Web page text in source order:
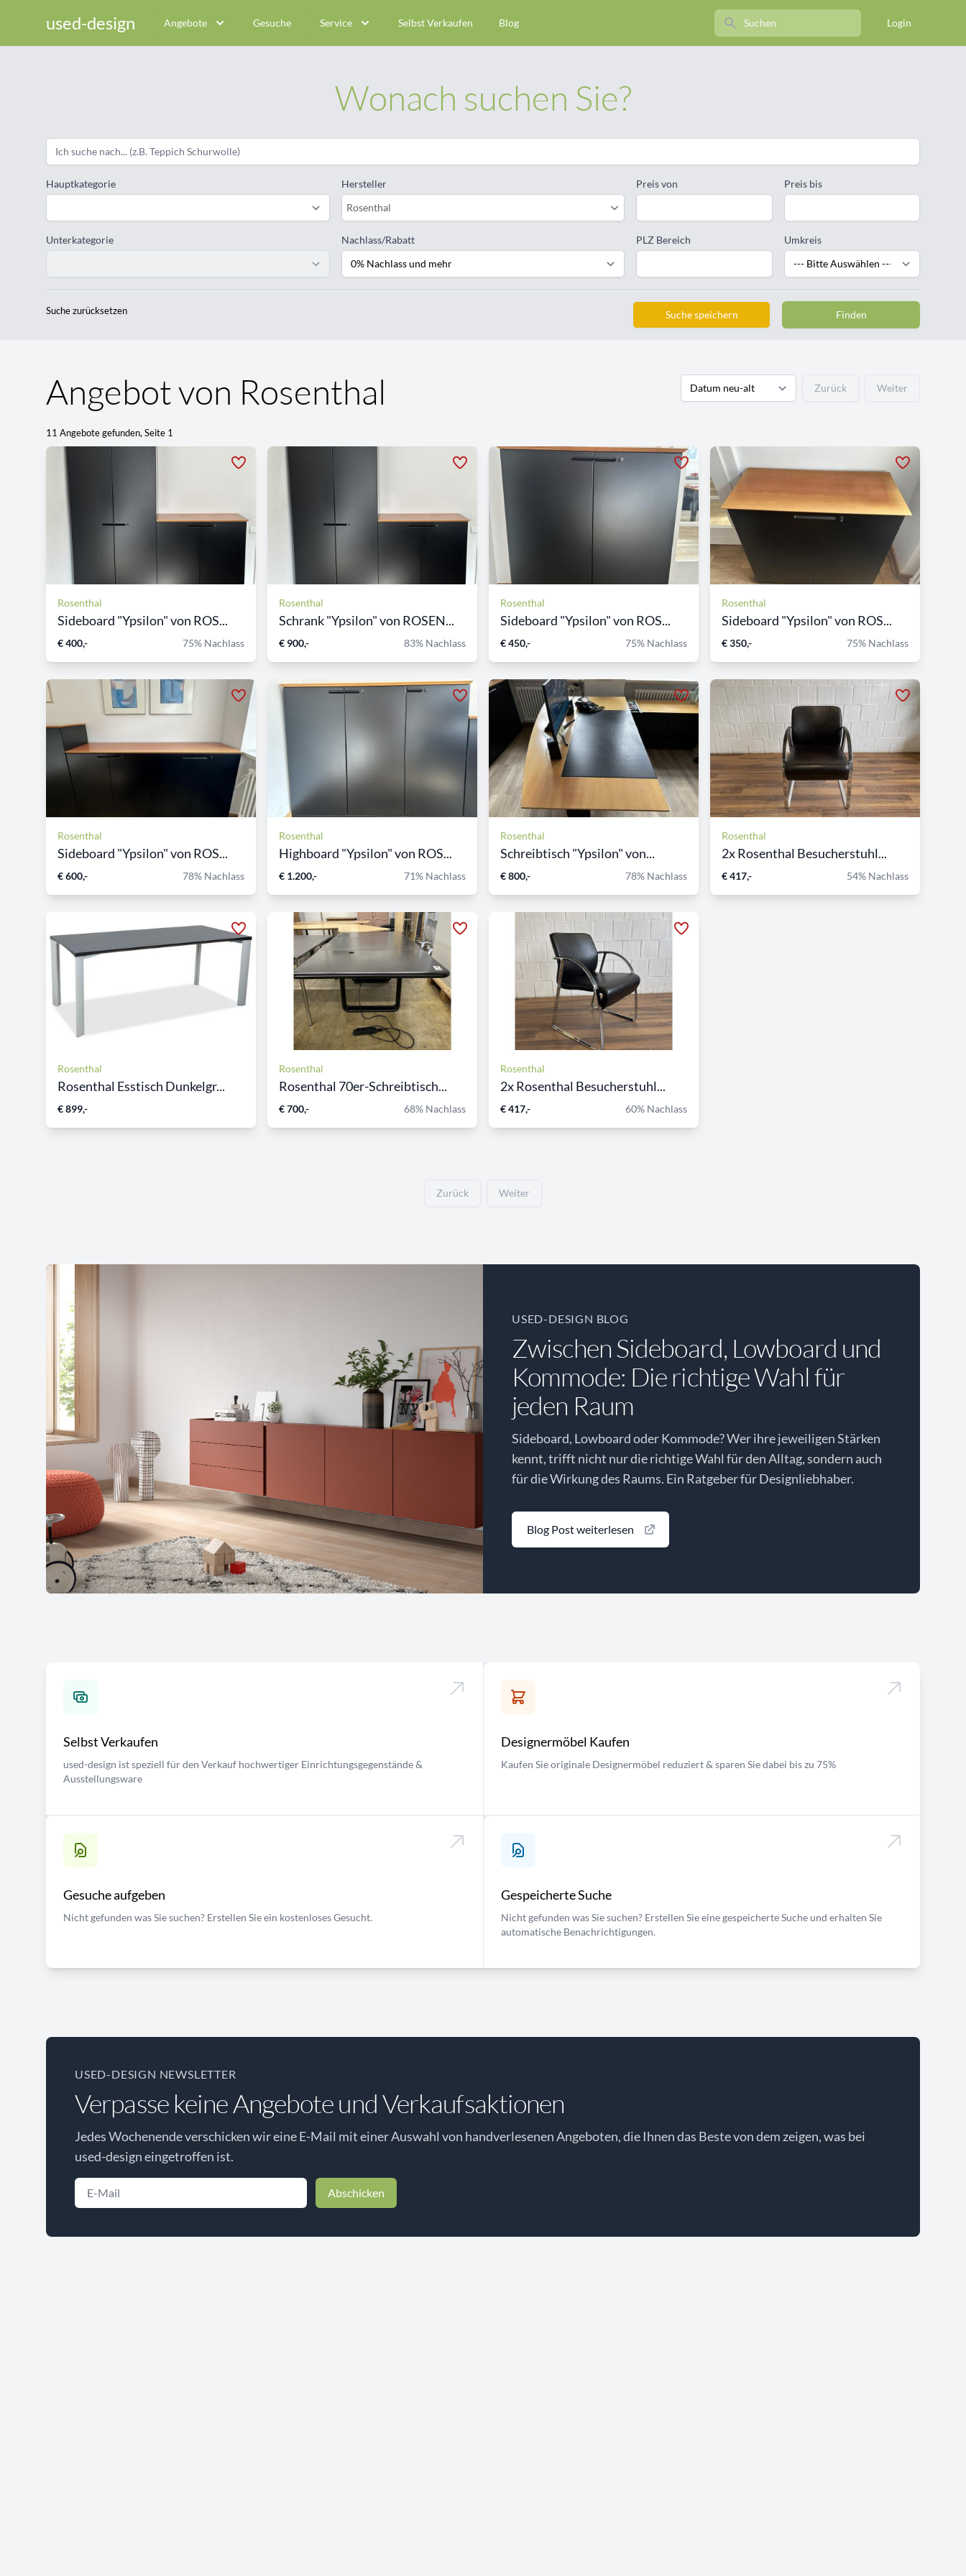
used-design Angebote Gesuche Service Selbst Verkaufen Blog Search Login
Wonach suchen Sie?
Hauptkategorie
Unterkategorie
Hersteller
Rosenthal
Nachlass/Rabatt
Preis von Preis bis
PLZ Bereich Umkreis
Suche zurücksetzen Suche speichern Finden
Angebot von Rosenthal
11 Angebote gefunden, Seite 1
Zurück Weiter
Rosenthal
Sideboard "Ypsilon" von ROS...
€ 400,- 75% Nachlass
Rosenthal
Schrank "Ypsilon" von ROSEN...
€ 900,- 83% Nachlass
Rosenthal
Sideboard "Ypsilon" von ROS...
€ 450,- 75% Nachlass
Rosenthal
Sideboard "Ypsilon" von ROS...
€ 350,- 75% Nachlass
Rosenthal
Sideboard "Ypsilon" von ROS...
€ 600,- 78% Nachlass
Rosenthal
Highboard "Ypsilon" von ROS...
€ 1.200,- 71% Nachlass
Rosenthal
Schreibtisch "Ypsilon" von...
€ 800,- 78% Nachlass
Rosenthal
2x Rosenthal Besucherstuhl...
€ 417,- 54% Nachlass
Rosenthal
Rosenthal Esstisch Dunkelgr...
€ 899,-
Rosenthal
Rosenthal 70er-Schreibtisch...
€ 700,- 68% Nachlass
Rosenthal
2x Rosenthal Besucherstuhl...
€ 417,- 60% Nachlass
Zurück Weiter
USED-DESIGN BLOG
Zwischen Sideboard, Lowboard und
Kommode: Die richtige Wahl für
jeden Raum
Sideboard, Lowboard oder Kommode? Wer ihre jeweiligen Stärken
kennt, trifft nicht nur die richtige Wahl für den Alltag, sondern auch
für die Wirkung des Raums. Ein Ratgeber für Designliebhaber.
Blog Post weiterlesen
Selbst Verkaufen
used-design ist speziell für den Verkauf hochwertiger Einrichtungsgegenstände &
Ausstellungsware
Designermöbel Kaufen
Kaufen Sie originale Designermöbel reduziert & sparen Sie dabei bis zu 75%
Gesuche aufgeben
Nicht gefunden was Sie suchen? Erstellen Sie ein kostenloses Gesucht.
Gespeicherte Suche
Nicht gefunden was Sie suchen? Erstellen Sie eine gespeicherte Suche und erhalten Sie
automatische Benachrichtigungen.
USED-DESIGN NEWSLETTER
Verpasse keine Angebote und Verkaufsaktionen
Jedes Wochenende verschicken wir eine E-Mail mit einer Auswahl von handverlesenen Angeboten, die Ihnen das Beste von dem zeigen, was bei
used-design eingetroffen ist.
Abschicken